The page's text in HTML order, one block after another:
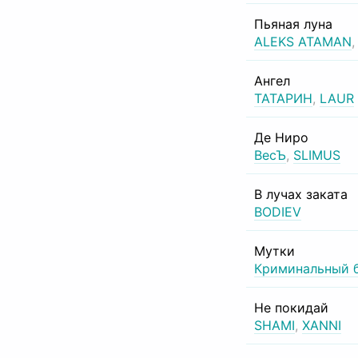
Пьяная луна
ALEKS ATAMAN,
Ангел
ТАТАРИН, LAUR
Де Ниро
ВесЪ, SLIMUS
В лучах заката
BODIEV
Мутки
Криминальный
Не покидай
SHAMI, XANNI